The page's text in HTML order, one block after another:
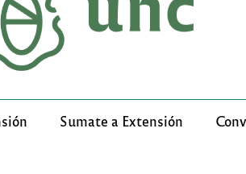
Sumate a Extensión